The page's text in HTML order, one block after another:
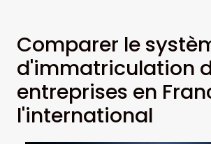
Comparer le
d'immatriculation
entreprises en
l'international